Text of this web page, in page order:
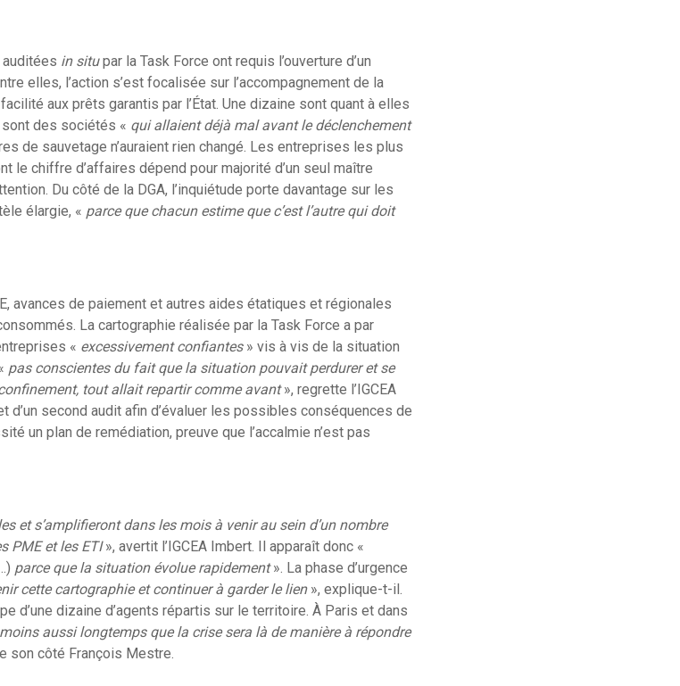
auditées in situpar la Task Force ont requis l’ouverture d’un
elles, l’action s’est focalisée sur l’accompagnement de la
aux prêts garantis par l’État. Une dizaine sont quant à elles
des sociétés « qui allaient déjà mal avant le déclenchement
de sauvetage n’auraient rien changé. Les entreprises les plus
le chiffre d’affaires dépend pour majorité d’un seul maître
Du côté de la DGA, l’inquiétude porte davantage sur les
élargie, « parce que chacun estime que c’est l’autre qui doit
avances de paiement et autres aides étatiques et régionales
La cartographie réalisée par la Task Force a par
« excessivement confiantes» vis à vis de la situation
pas conscientes du fait que la situation pouvait perdurer et se
tout allait repartir comme avant», regrette l’IGCEA
d’un second audit afin d’évaluer les possibles conséquences de
un plan de remédiation, preuve que l’accalmie n’est pas
et s’amplifieront dans les mois à venir au sein d’un nombre
PME et les ETI», avertit l’IGCEA Imbert. Il apparaît donc «
parce que la situation évolue rapidement». La phase d’urgence
cette cartographie et continuer à garder le lien», explique-t-il.
d’une dizaine d’agents répartis sur le territoire. À Paris et dans
aussi longtemps que la crise sera là de manière à répondre
son côté François Mestre.